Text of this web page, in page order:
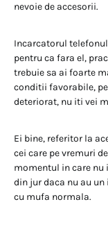
nevoie de accesorii.
Incarcatorul
pentru ca fara el,
trebuie sa ai foarte
conditii favorabile,
deteriorat, nu iti vei
Ei bine, referitor la
cei care pe vremuri
momentul in care nu
din jur daca nu au
cu mufa normala.